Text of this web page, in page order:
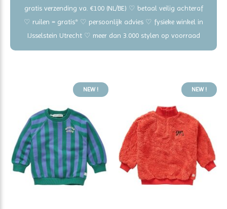
gratis verzending va. €100 (NL/BE) ♡ betaal veilig achteraf
♡ ruilen = gratis* ♡ persoonlijk advies ♡ fysieke winkel in
IJsselstein Utrecht ♡ meer dan 3.000 stylen op voorraad
NEW ! NEW !